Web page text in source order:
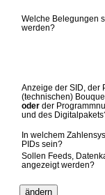
Welche Belegungen
werden?
Anzeige der SID, der
(technischen)
oder der
und des
In welchem
PIDs sein?
Sollen Feeds,
angezeigt werden?